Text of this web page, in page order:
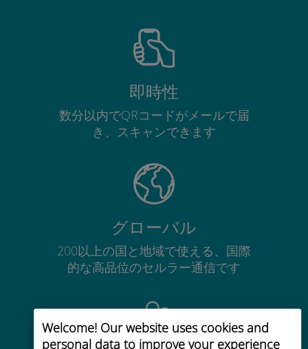
Welcome! Our website uses cookies and
personal data to improve your experience
即時性
数分以内でQRコードがメールで届
き、スキャンできます
グローバル
200以上の国と地域で使える、国際
的な高品位のセルラー通信です